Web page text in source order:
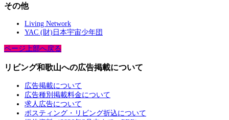
その他
Living Network
YAC (財)日本宇宙少年団
ページ上部へ戻る
リビング和歌山への広告掲載について
広告掲載について
広告種別掲載料金について
求人広告について
ポスティング・リビング折込について